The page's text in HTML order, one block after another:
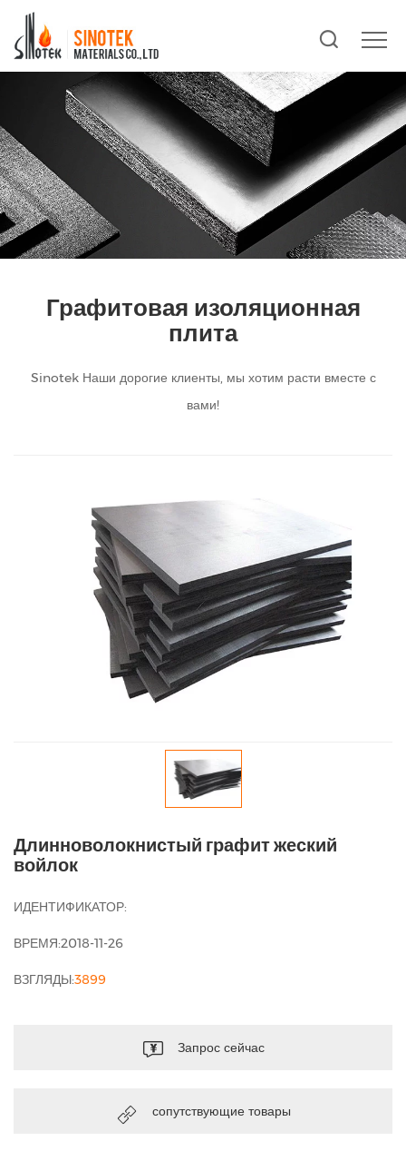
Графитовая изоляционная
плита
Sinotek Наши дорогие клиенты, мы хотим расти вместе с
вами!
Длинноволокнистый графит жеский
войлок
ИДЕНТИФИКАТОР:
ВРЕМЯ:2018-11-26
ВЗГЛЯДЫ:3899
Запрос сейчас
сопутствующие товары